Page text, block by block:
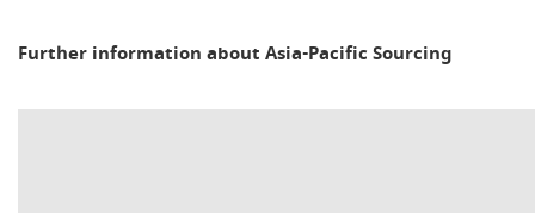
Further information about Asia-Pacific Sourcing